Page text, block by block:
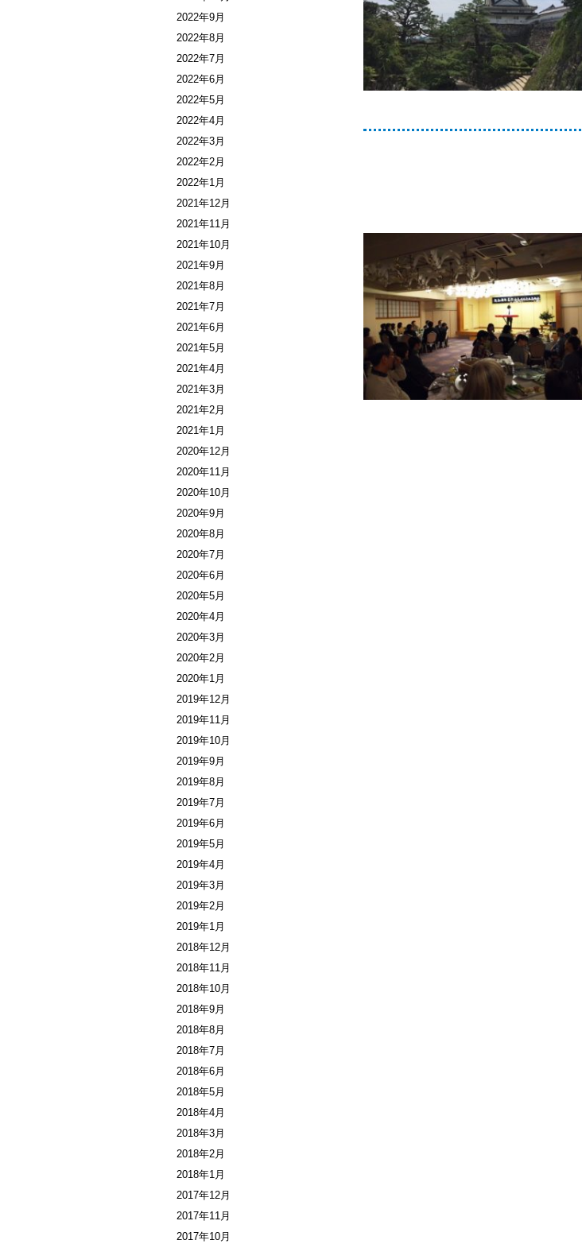
2022年9月
2022年8月
2022年7月
2022年6月
2022年5月
2022年4月
2022年3月
2022年2月
2022年1月
2021年12月
2021年11月
2021年10月
2021年9月
2021年8月
2021年7月
2021年6月
2021年5月
2021年4月
2021年3月
2021年2月
2021年1月
2020年12月
2020年11月
2020年10月
2020年9月
2020年8月
2020年7月
2020年6月
2020年5月
2020年4月
2020年3月
2020年2月
2020年1月
2019年12月
2019年11月
2019年10月
2019年9月
2019年8月
2019年7月
2019年6月
2019年5月
2019年4月
2019年3月
2019年2月
2019年1月
2018年12月
2018年11月
2018年10月
2018年9月
2018年8月
2018年7月
2018年6月
2018年5月
2018年4月
2018年3月
2018年2月
2018年1月
2017年12月
2017年11月
2017年10月